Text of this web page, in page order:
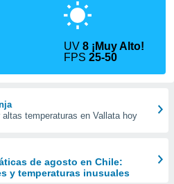
UV8 ¡Muy Alto!
FPS25-50
temperaturas en Vallata hoy
de agosto en Chile:
y temperaturas inusuales